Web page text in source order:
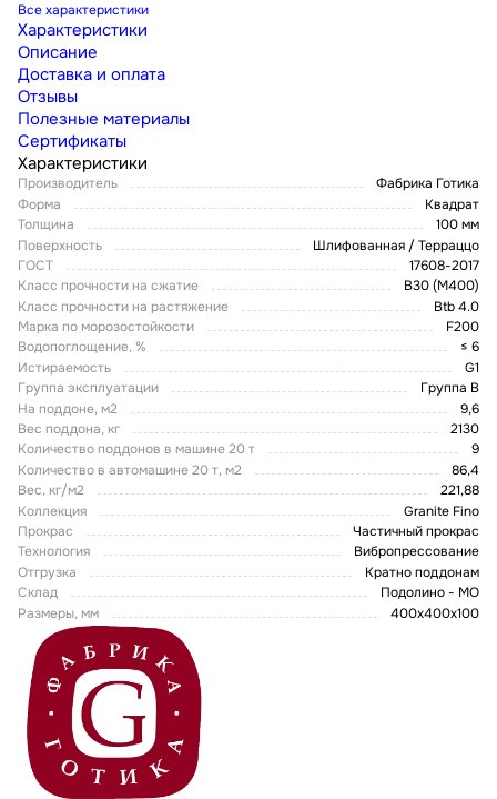
Все характеристики
Характеристики
Описание
Доставка и оплата
Отзывы
Полезные материалы
Сертификаты
Характеристики
Производитель
Фабрика Готика
Форма
Квадрат
Толщина
100 мм
Поверхность
Шлифованная / Терраццо
ГОСТ
17608-2017
Класс прочности на сжатие
В30 (М400)
Класс прочности на растяжение
Btb 4.0
Марка по морозостойкости
F200
Водопоглощение, %
≤ 6
Истираемость
G1
Группа эксплуатации
Группа В
На поддоне, м2
9,6
Вес поддона, кг
2130
Количество поддонов в машине 20 т
9
Количество в автомашине 20 т, м2
86,4
Вес, кг/м2
221,88
Коллекция
Granite Fino
Прокрас
Частичный прокрас
Технология
Вибропрессование
Отгрузка
Кратно поддонам
Склад
Подолино - МО
Размеры, мм
400x400x100